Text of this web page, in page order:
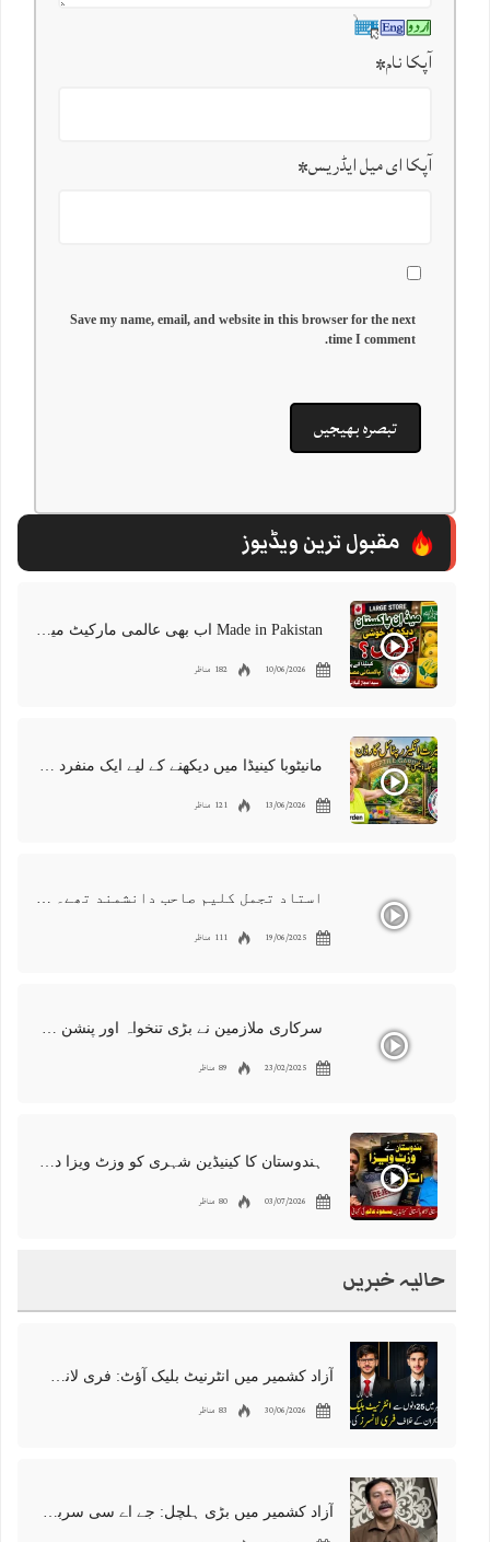
آپکا نام*
آپکا ای میل ایڈریس*
Save my name, email, and website in this browser for the next
time I comment.
مقبول ترین ویڈیوز
10/06/2026 182 مناظر
13/06/2026 121 مناظر
استاد تجمل کلیم صاحب دانشمند تھے۔ ایک عظیم دوست، معروف شاعر اور گلوکار۔ ہمیں اس کی کمی محسوس ہوتی ہے
19/06/2025 111 مناظر
سرکاری ملازمین نے بڑی تنخواہ اور پنشن میں کٹوتیوں کو مسترد کر دیا | دارالحکومت میں احتجاجی مظاہرہ اردو کینیڈا
23/02/2025 89 مناظر
03/07/2026 80 مناظر
حالیہ خبریں
آزاد کشمیر میں انٹرنیٹ بلیک آؤٹ: فری لانسرز کا معاشی قتل، احتجاج شروع
30/06/2026 83 مناظر
آزاد کشمیر میں بڑی ہلچل: جے اے سی سربراہ شوکت نواز میر کی گرفتاری، دھرنا جاری